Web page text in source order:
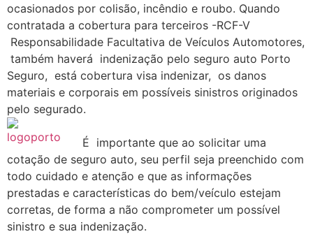
ocasionados por colisão, incêndio e roubo. Quando
contratada a cobertura para terceiros -RCF-V
Responsabilidade Facultativa de Veículos Automotores,
também haverá indenização pelo seguro auto Porto
Seguro, está cobertura visa indenizar, os danos
materiais e corporais em possíveis sinistros originados
pelo segurado.
É importante que ao solicitar uma
cotação de seguro auto, seu perfil seja preenchido com
todo cuidado e atenção e que as informações
prestadas e características do bem/veículo estejam
corretas, de forma a não comprometer um possível
sinistro e sua indenização.